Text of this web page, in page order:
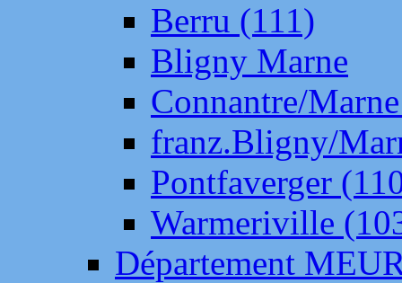
Berru (111)
Bligny Marne
Connantre/
franz.Bligny/
Pontfaverger
Warmeriville
Département